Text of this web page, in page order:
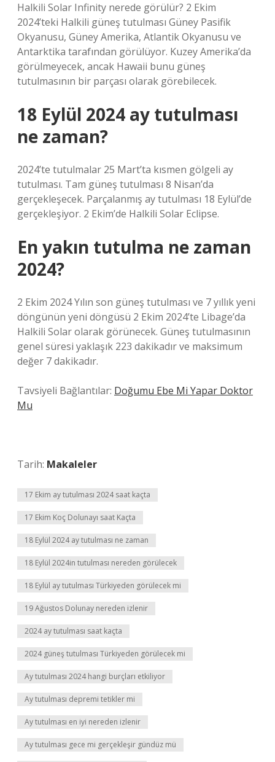
Halkili Solar Infinity nerede görülür? 2 Ekim
2024’teki Halkili güneş tutulması Güney Pasifik
Okyanusu, Güney Amerika, Atlantik Okyanusu ve
Antarktika tarafından görülüyor. Kuzey Amerika’da
görülmeyecek, ancak Hawaii bunu güneş
tutulmasının bir parçası olarak görebilecek.
18 Eylül 2024 ay tutulması
ne zaman?
2024’te tutulmalar 25 Mart’ta kısmen gölgeli ay
tutulması. Tam güneş tutulması 8 Nisan’da
gerçekleşecek. Parçalanmış ay tutulması 18 Eylül’de
gerçekleşiyor. 2 Ekim’de Halkili Solar Eclipse.
En yakın tutulma ne zaman
2024?
2 Ekim 2024 Yılın son güneş tutulması ve 7 yıllık yeni
döngünün yeni döngüsü 2 Ekim 2024’te Libage’da
Halkili Solar olarak görünecek. Güneş tutulmasının
genel süresi yaklaşık 223 dakikadır ve maksimum
değer 7 dakikadır.
Tavsiyeli Bağlantılar: Doğumu Ebe Mi Yapar Doktor
Mu
Tarih: Makaleler
17 Ekim ay tutulması 2024 saat kaçta
17 Ekim Koç Dolunayı saat Kaçta
18 Eylül 2024 ay tutulması ne zaman
18 Eylül 2024in tutulması nereden görülecek
18 Eylül ay tutulması Türkiyeden görülecek mi
19 Ağustos Dolunay nereden izlenir
2024 ay tutulması saat kaçta
2024 güneş tutulması Türkiyeden görülecek mi
Ay tutulması 2024 hangi burçları etkiliyor
Ay tutulması depremi tetikler mi
Ay tutulması en iyi nereden izlenir
Ay tutulması gece mi gerçekleşir gündüz mü